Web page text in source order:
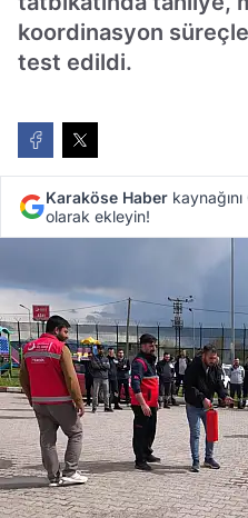
koordinasyon
test edildi.
Karaköse Haber
olarak ekleyin!